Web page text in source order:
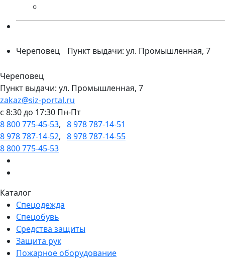
Череповец Пункт выдачи: ул. Промышленная, 7
Череповец
Пункт выдачи: ул. Промышленная, 7
zakaz@siz-portal.ru
c 8:30 до 17:30 Пн-Пт
8 800 775-45-53, 8 978 787-14-51
8 978 787-14-52, 8 978 787-14-55
8 800 775-45-53
Каталог
Спецодежда
Спецобувь
Средства защиты
Защита рук
Пожарное оборудование